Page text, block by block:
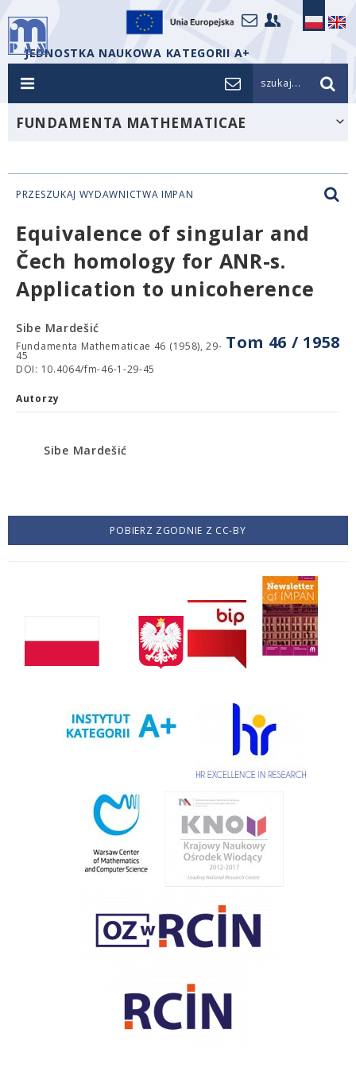
JEDNOSTKA NAUKOWA KATEGORII A+
szukaj...
FUNDAMENTA MATHEMATICAE
PRZESZUKAJ WYDAWNICTWA IMPAN
Equivalence of singular and
Čech homology for ANR-s.
Application to unicoherence
Tom 46 / 1958
Sibe Mardešić
Fundamenta Mathematicae 46 (1958), 29-
45
DOI: 10.4064/fm-46-1-29-45
Autorzy
Sibe Mardešić
POBIERZ ZGODNIE Z CC-BY